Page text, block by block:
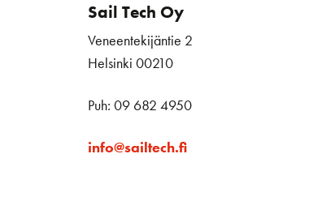
Sail Tech Oy
Veneentekijäntie 2
Helsinki 00210
Puh: 09 682 4950
info@sailtech.fi